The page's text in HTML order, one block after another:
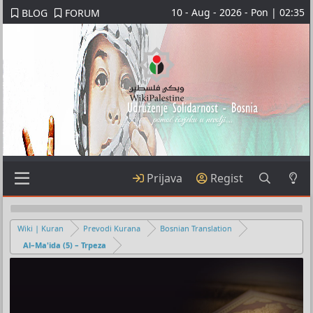
BLOG FORUM 10 - Aug - 2026 - Pon | 02:35
Prijava Regist
Wiki | Kuran Prevodi Kurana
Bosnian Translation
Al–Ma'ida (5) – Trpeza